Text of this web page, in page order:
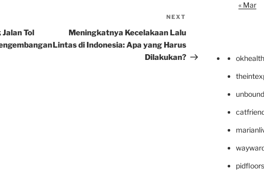
Tol
Post
NEXT
Meningkatnya Kecelakaan Lalu
Lintas di Indonesia: Apa yang Harus
Dilakukan?
« Mar